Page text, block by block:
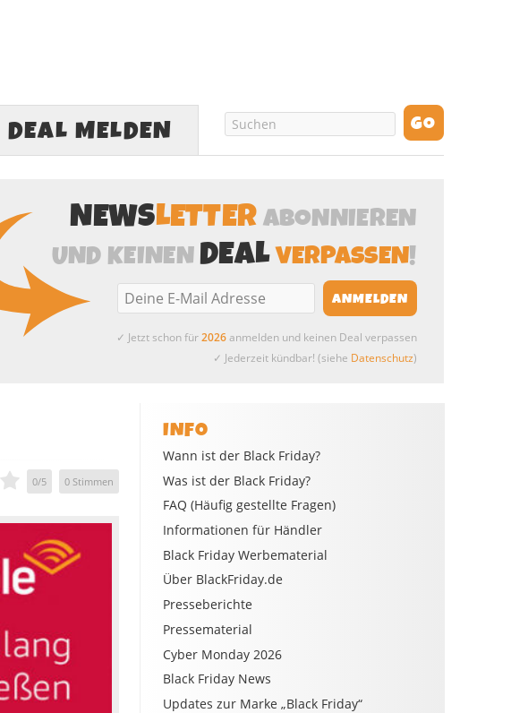
DEAL MELDEN
NEWSLETTERABONNIEREN
UND KEINENDEALVERPASSEN!
✓ Jetzt schon für2026anmelden und keinen Deal verpassen
✓ Jederzeit kündbar! (siehe Datenschutz)
0/5 0Stimmen
INFO
Wann ist der Black Friday?
Was ist der Black Friday?
FAQ (Häufig gestellte Fragen)
Informationen für Händler
Black Friday Werbematerial
Über BlackFriday.de
Presseberichte
Pressematerial
Cyber Monday 2026
Black Friday News
Updates zur Marke „Black Friday“